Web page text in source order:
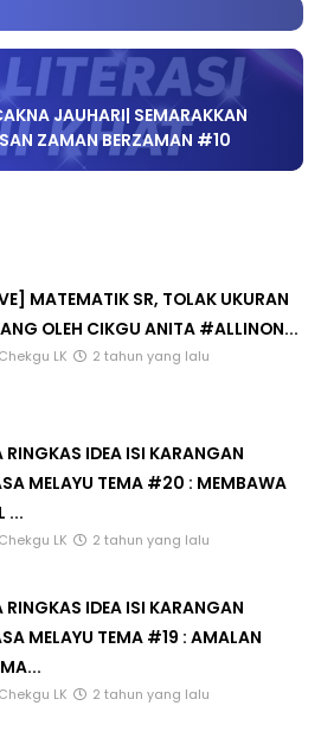
JAUHARI| SEMARAKKAN
ZAMAN BERZAMAN #10
MATEMATIK SR, TOLAK UKURAN
OLEH CIKGU ANITA #ALLINON...
LK 2 tahun yang lalu
RINGKAS IDEA ISI KARANGAN
MELAYU TEMA #20 : MEMBAWA
...
LK 2 tahun yang lalu
RINGKAS IDEA ISI KARANGAN
MELAYU TEMA #19 : AMALAN
LK 2 tahun yang lalu